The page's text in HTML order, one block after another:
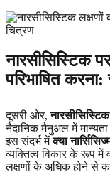
नारसीसिस्टिक
परिभाषित करना:
दूसरी ओर,
नैदानिक मैनुअल में
इस संदर्भ मेंक्या
व्यक्तित्व विकार के रूप में
लक्षणों के अधिक होने से